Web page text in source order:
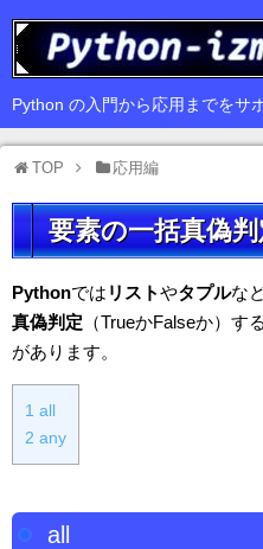
Python の入門から応用までをサ
TOP 応用編
要素の一括真偽
Pythonでは リストやタプルな
真偽判定 （TrueかFalseか）す
があります。
1 all
2 any
all
入門編
基礎編
豆知識
サードパーティ
Web
GUI
データ解析